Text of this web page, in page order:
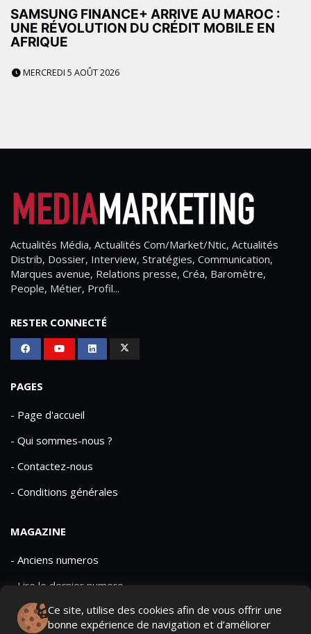
SAMSUNG FINANCE+ ARRIVE AU MAROC :
UNE RÉVOLUTION DU CRÉDIT MOBILE EN
AFRIQUE
MERCREDI 5 AOÛT 2026
Ce site, utilise des cookies afin de vous offrir une
bonne expérience de navigation et d’améliorer
Actualités Média, Actualités Com/Market/Ntic, Actualités
Distrib, Dossier, Interview, Stratégies, Communication,
Marques avenue, Relations presse, Créa, Baromètre,
People, Métier, Profil...
RESTER CONNECTÉ
PAGES
- Page d'accueil
- Qui sommes-nous ?
- Contactez-nous
- Conditions générales
MAGAZINE
- Anciens numeros
- Lire le dernier numero
- Publicite